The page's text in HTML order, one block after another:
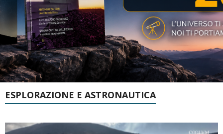
ESPLORAZIONE E ASTRONAUTICA